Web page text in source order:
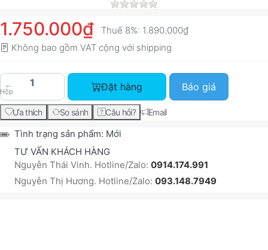
1.750.000₫ Thuế 8%: 1.890.000₫
Không bao gồm VAT cộng với shipping
Hộp
HP 130A Yellow Original LaserJet Toner
Đặt hàng Báo giá
Ưa thích So sánh Câu hỏi? Email
Tình trạng sản phẩm: Mới
TƯ VẤN KHÁCH HÀNG
Nguyễn Thái Vinh. Hotline/Zalo: 0914.174.991
Nguyễn Thị Hương. Hotline/Zalo: 093.148.7949